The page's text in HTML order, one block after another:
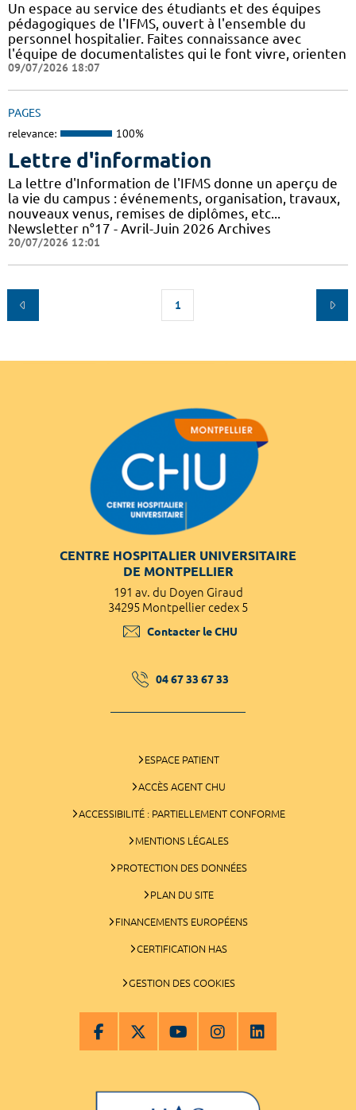
Un espace au service des étudiants et des équipes
pédagogiques de l'IFMS, ouvert à l'ensemble du
personnel hospitalier. Faites connaissance avec
l'équipe de documentalistes qui le font vivre, orienten
09/07/2026 18:07
PAGES
relevance: 100%
Lettre d'information
La lettre d'Information de l'IFMS donne un aperçu de
la vie du campus : événements, organisation, travaux,
nouveaux venus, remises de diplômes, etc...
Newsletter n°17 - Avril-Juin 2026 Archives
20/07/2026 12:01
1
CENTRE HOSPITALIER UNIVERSITAIRE
DE MONTPELLIER
191 av. du Doyen Giraud
34295 Montpellier cedex 5
Contacter le CHU
04 67 33 67 33
ESPACE PATIENT
ACCÈS AGENT CHU
ACCESSIBILITÉ : PARTIELLEMENT CONFORME
MENTIONS LÉGALES
PROTECTION DES DONNÉES
PLAN DU SITE
FINANCEMENTS EUROPÉENS
CERTIFICATION HAS
GESTION DES COOKIES